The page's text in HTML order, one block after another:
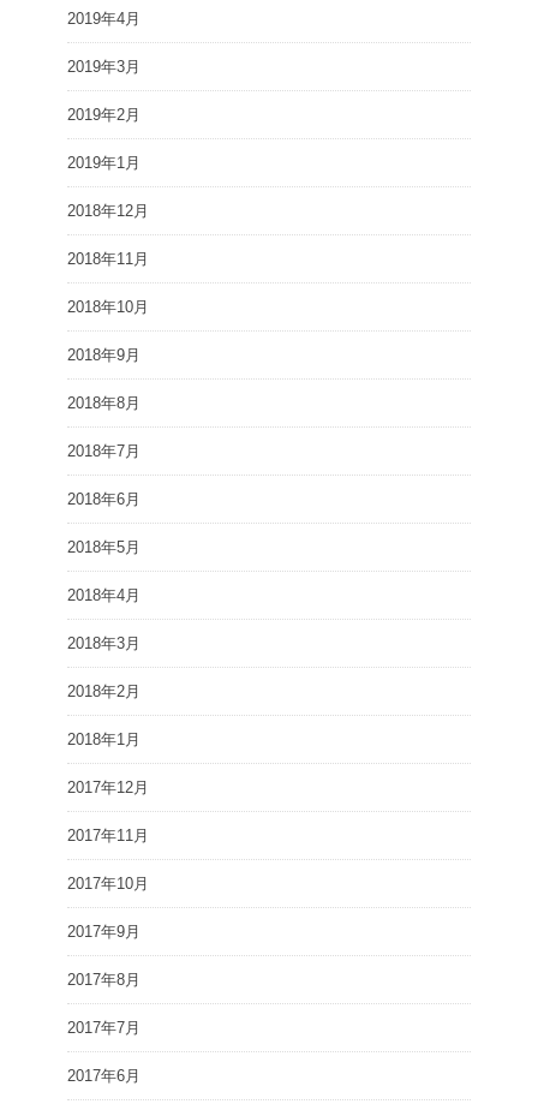
2019年4月
2019年3月
2019年2月
2019年1月
2018年12月
2018年11月
2018年10月
2018年9月
2018年8月
2018年7月
2018年6月
2018年5月
2018年4月
2018年3月
2018年2月
2018年1月
2017年12月
2017年11月
2017年10月
2017年9月
2017年8月
2017年7月
2017年6月